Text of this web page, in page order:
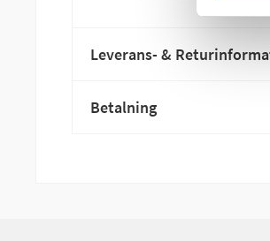
Leverans- &
Betalning